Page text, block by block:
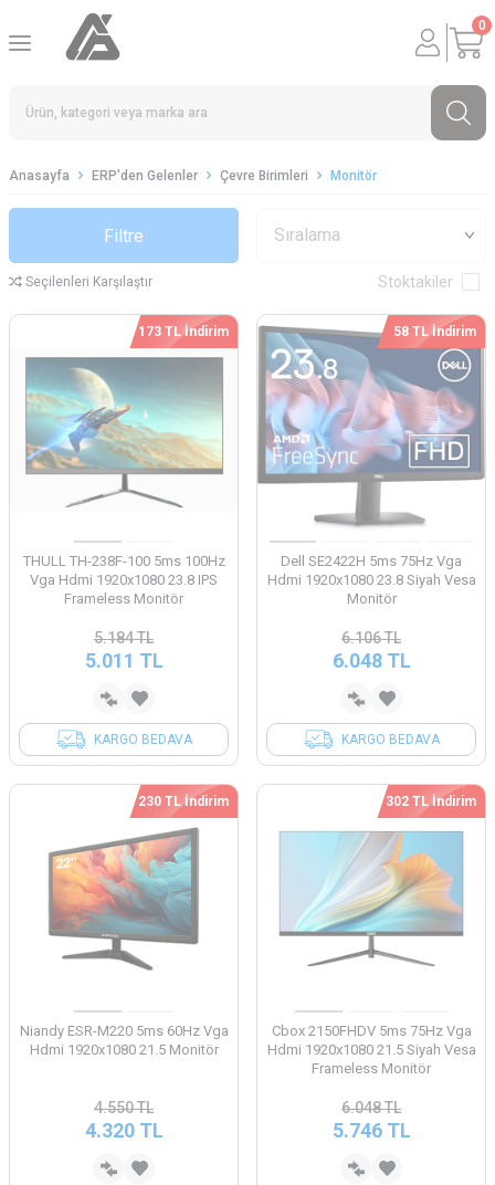
0
Anasayfa ERP'den Gelenler Çevre Birimleri Monitör
Filtre
Stoktakiler
Seçilenleri Karşılaştır
173 TL İndirim
THULL TH-238F-100 5ms 100Hz
Vga Hdmi 1920x1080 23.8 IPS
Frameless Monitör
5.184TL
5.011 TL
KARGO BEDAVA
58 TL İndirim
Dell SE2422H 5ms 75Hz Vga
Hdmi 1920x1080 23.8 Siyah Vesa
Monitör
6.106TL
6.048TL
KARGO BEDAVA
230 TL İndirim
Niandy ESR-M220 5ms 60Hz Vga
Hdmi 1920x1080 21.5 Monitör
4.550TL
4.320TL
302 TL İndirim
Cbox 2150FHDV 5ms 75Hz Vga
Hdmi 1920x1080 21.5 Siyah Vesa
Frameless Monitör
6.048TL
5.746TL